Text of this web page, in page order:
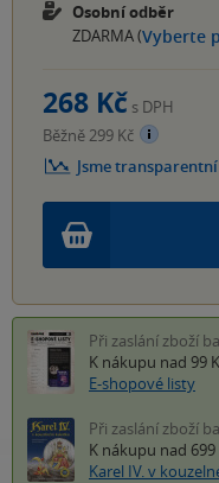
Osobní odběr
ZDARMA (Vyberte
268 Kč s DPH
Běžně 299 Kč
Jsme transparentní
Při zaslání zboží
K nákupu nad 99
E-shopové listy
Při zaslání zboží
K nákupu nad 699
Karel IV. v